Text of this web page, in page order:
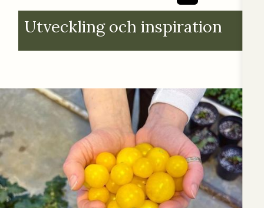
Utveckling och inspiration